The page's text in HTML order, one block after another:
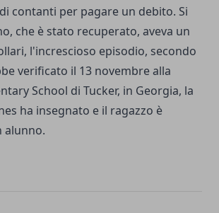
contanti per pagare un debito. Si
che è stato recuperato, aveva un
l'increscioso episodio, secondo
verificato il 13 novembre alla
School di Tucker, in Georgia, la
ha insegnato e il ragazzo è
alunno.